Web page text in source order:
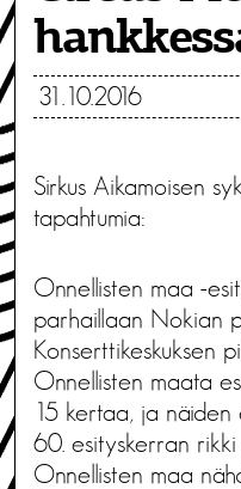
31.10.2016
Sirkus Aikamoisen
tapahtumia:
Onnellisten maa -
parhaillaan Nokian
Konserttikeskuksen
Onnellisten maata
15 kertaa, ja näiden
60. esityskerran
Onnellisten maa